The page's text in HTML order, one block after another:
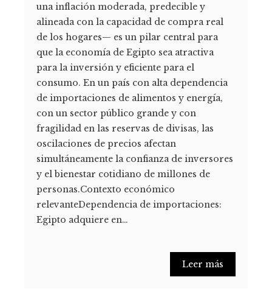
una inflación moderada, predecible y
alineada con la capacidad de compra real
de los hogares— es un pilar central para
que la economía de Egipto sea atractiva
para la inversión y eficiente para el
consumo. En un país con alta dependencia
de importaciones de alimentos y energía,
con un sector público grande y con
fragilidad en las reservas de divisas, las
oscilaciones de precios afectan
simultáneamente la confianza de inversores
y el bienestar cotidiano de millones de
personas.Contexto económico
relevanteDependencia de importaciones:
Egipto adquiere en…
Leer más